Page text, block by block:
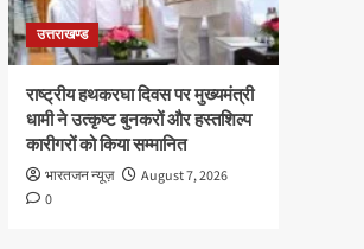
उत्तराखण्ड
राष्ट्रीय हथकरघा दिवस पर मुख्यमंत्री
धामी ने उत्कृष्ट बुनकरों और हस्तशिल्प
कारीगरों को किया सम्मानित
भारतजन न्यूज़
August 7, 2026
0